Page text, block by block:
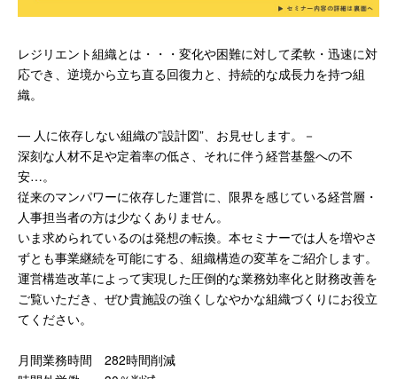
レジリエント組織とは・・・変化や困難に対して柔軟・迅速に対
応でき、逆境から立ち直る回復力と、持続的な成長力を持つ組
織。
― 人に依存しない組織の”設計図”、お見せします。－
深刻な人材不足や定着率の低さ、それに伴う経営基盤への不
安…。
従来のマンパワーに依存した運営に、限界を感じている経営層・
人事担当者の方は少なくありません。
いま求められているのは発想の転換。本セミナーでは人を増やさ
ずとも事業継続を可能にする、組織構造の変革をご紹介します。
運営構造改革によって実現した圧倒的な業務効率化と財務改善を
ご覧いただき、ぜひ貴施設の強くしなやかな組織づくりにお役立
てください。
月間業務時間 282時間削減